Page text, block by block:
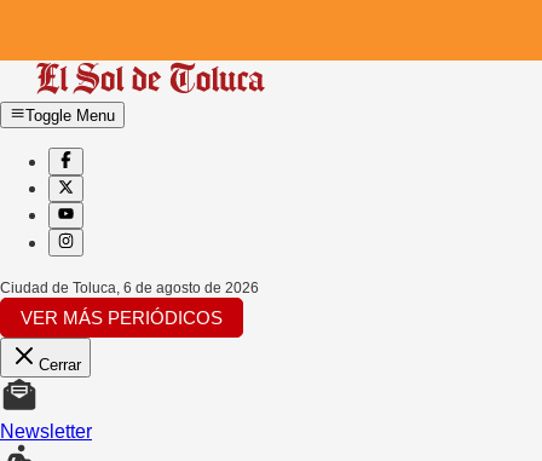
Toggle Menu
Ciudad de Toluca 6 de agosto de 2026
VER MÁS PERIÓDICOS
Cerrar
Newsletter